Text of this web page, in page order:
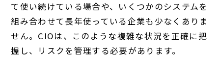
て使い続けている場合や、いくつかのシステムを
組み合わせて長年使っている企業も少なくありま
せん。CIOは、このような複雑な状況を正確に把
握し、リスクを管理する必要があります。